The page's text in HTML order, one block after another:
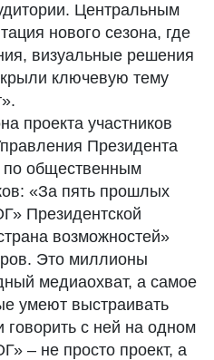
Центральным
нового сезона, где
визуальные решения
ключевую тему
проекта участников
Президента
по общественным
«За пять прошлых
Президентской
возможностей»
Это миллионы
медиаохват, а самое
умеют выстраивать
говорить с ней на одном
– не просто проект, а